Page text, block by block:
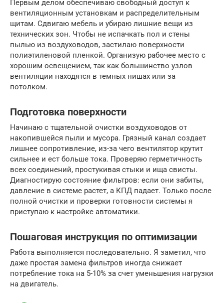
Первым делом обеспечиваю свободный доступ к
вентиляционным установкам и распределительным
щитам. Сдвигаю мебель и убираю лишние вещи из
технических зон. Чтобы не испачкать пол и стены
пылью из воздуховодов, застилаю поверхности
полиэтиленовой пленкой. Организую рабочее место с
хорошим освещением, так как большинство узлов
вентиляции находятся в темных нишах или за
потолком.
Подготовка поверхности
Начинаю с тщательной очистки воздуховодов от
накопившейся пыли и мусора. Грязный канал создает
лишнее сопротивление, из-за чего вентилятор крутит
сильнее и ест больше тока. Проверяю герметичность
всех соединений, простукивая стыки и ища свисты.
Диагностирую состояние фильтров: если они забиты,
давление в системе растет, а КПД падает. Только после
полной очистки и проверки готовности системы я
приступаю к настройке автоматики.
Пошаговая инструкция по оптимизации
Работа выполняется последовательно. Я заметил, что
даже простая замена фильтров иногда снижает
потребление тока на 5-10% за счет уменьшения нагрузки
на двигатель.